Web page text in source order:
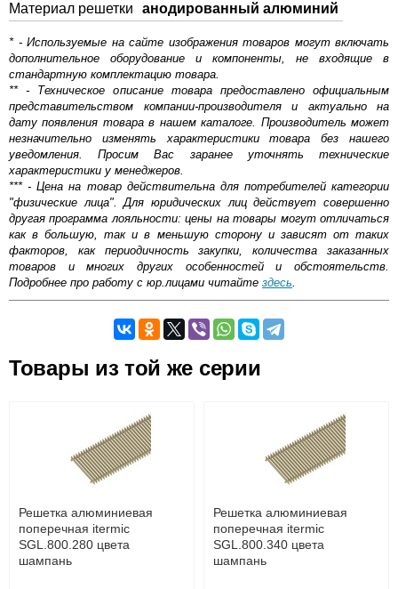
Материал решетки
aнодированный алюминий
* - Используемые на сайте изображения товаров могут включать
дополнительное оборудование и компоненты, не входящие в
стандартную комплектацию товара.
** - Техническое описание товара предоставлено официальным
представительством компании-производителя и актуально на
дату появления товара в нашем каталоге. Производитель может
незначительно изменять характеристики товара без нашего
уведомления. Просим Вас заранее уточнять технические
характеристики у менеджеров.
*** - Цена на товар действительна для потребителей категории
"физические лица". Для юридических лиц действует совершенно
другая программа лояльности: цены на товары могут отличаться
как в большую, так и в меньшую сторону и зависят от таких
факторов, как периодичность закупки, количества заказанных
товаров и многих других особенностей и обстоятельств.
Подробнее про работу с юр.лицами читайте здесь.
Оставьте отзыв
Доставка сантехники по Москве и Московской области
Наличный расчёт
Банковской картой на сайте в режиме реального
времени
Банковской картой при получении товара как при
Интернет-деньгами (Yandex-деньги, Web-money,
Qiwi-кошельки и другие).
Безналичный расчёт (возможно и с НДС)
подробнее...
Товары из той же серии
Решетка алюминиевая
поперечная itermic
SGL.800.280 цвета
шампань
Решетка алюминиевая
поперечная itermic
SGL.800.340 цвета
шампань